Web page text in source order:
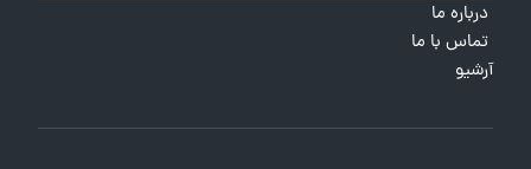
درباره ما
تماس با ما
آرشیو